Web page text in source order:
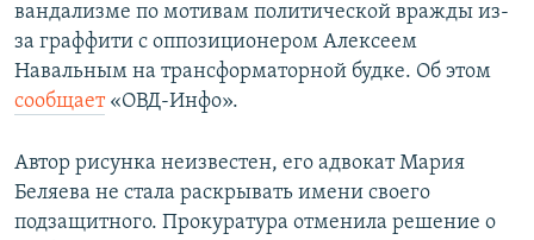
вандализме по мотивам политической вражды из-
за граффити с оппозиционером Алексеем
Навальным на трансформаторной будке. Об этом
сообщает«ОВД-Инфо».
Автор рисунка неизвестен, его адвокат Мария
Беляева не стала раскрывать имени своего
подзащитного. Прокуратура отменила решение о